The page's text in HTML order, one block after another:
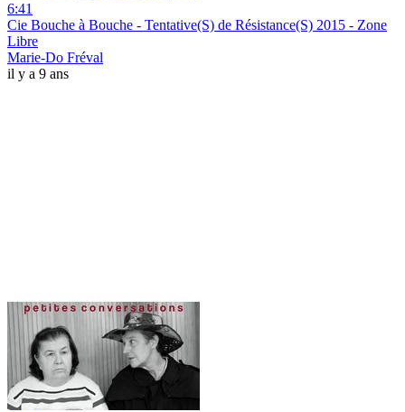
6:41
Cie Bouche à Bouche - Tentative(S) de Résistance(S) 2015 - Zone
Libre
Marie-Do Fréval
il y a 9 ans